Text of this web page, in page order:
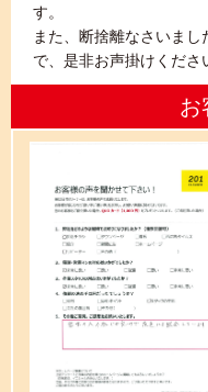
す。
また、断捨離なさいま
で、是非お声掛けくださ
お